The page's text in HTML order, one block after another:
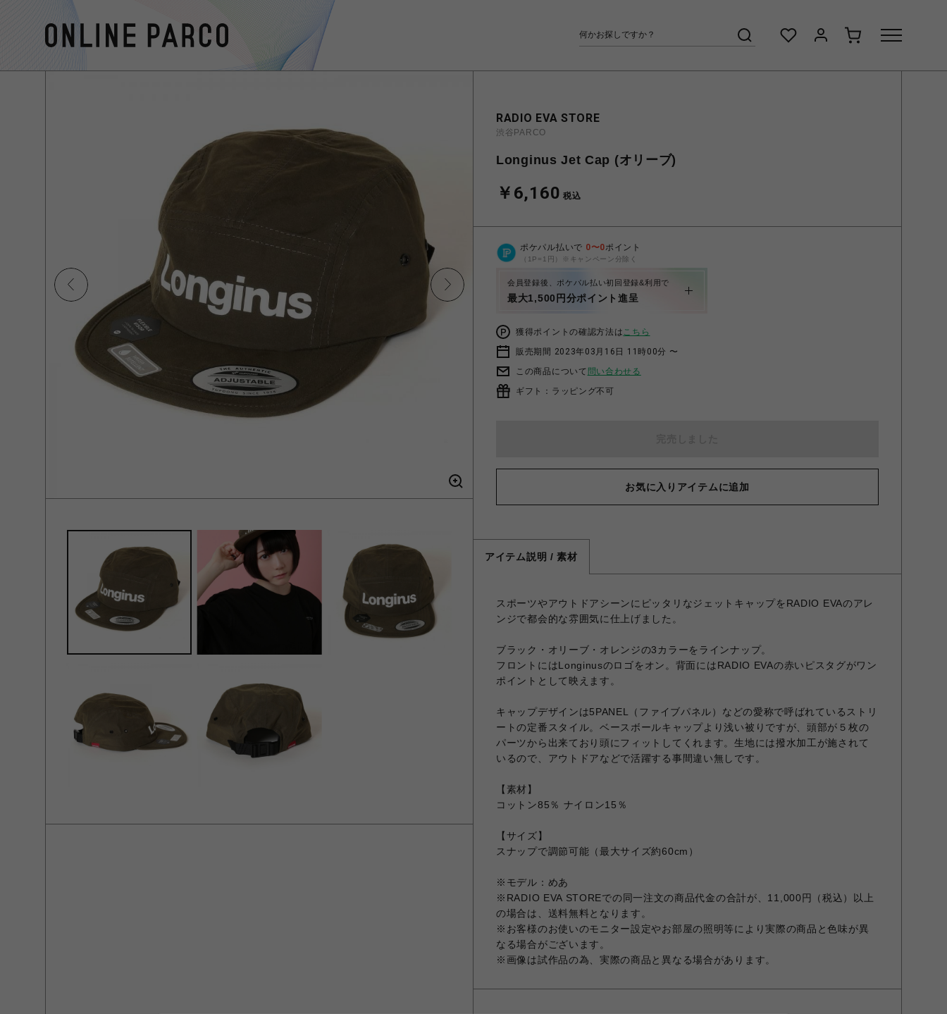
RADIO EVA STORE
渋谷PARCO
Longinus Jet Cap (オリーブ)
￥6,160 税込
ポケパル払いで 0〜0ポイント
（1P=1円）※キャンペーン分除く
会員登録後、ポケパル払い初回登録&利用で
最大1,500円分ポイント進呈
獲得ポイントの確認方法はこちら
販売期間 2023年03月16日 11時00分 〜
この商品について 問い合わせる
ギフト：ラッピング不可
お気に入りアイテムに追加
アイテム説明 / 素材
スポーツやアウトドアシーンにピッタリなジェットキャップをRADIO EVAのアレ
ンジで都会的な雰囲気に仕上げました。
ブラック・オリーブ・オレンジの3カラーをラインナップ。
フロントにはLonginusのロゴをオン。背面にはRADIO EVAの赤いピスタグがワン
ポイントとして映えます。
キャップデザインは5PANEL（ファイブパネル）などの愛称で呼ばれているストリ
ートの定番スタイル。ベースボールキャップより浅い被りですが、頭部が５枚の
パーツから出来ており頭にフィットしてくれます。生地には撥水加工が施されて
いるので、アウトドアなどで活躍する事間違い無しです。
【素材】
コットン85％ ナイロン15％
【サイズ】
スナップで調節可能（最大サイズ約60cm）
※モデル：めあ
※RADIO EVA STOREでの同一注文の商品代金の合計が、11,000円（税込）以上
の場合は、送料無料となります。
※お客様のお使いのモニター設定やお部屋の照明等により実際の商品と色味が異
なる場合がございます。
※画像は試作品の為、実際の商品と異なる場合があります。